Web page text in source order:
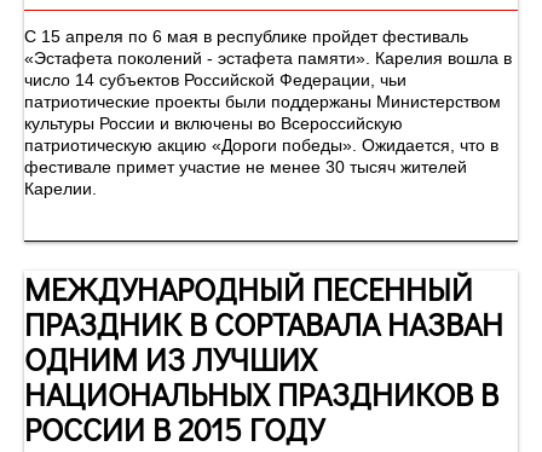
С 15 апреля по 6 мая в республике пройдет фестиваль
«Эстафета поколений - эстафета памяти». Карелия вошла в
число 14 субъектов Российской Федерации, чьи
патриотические проекты были поддержаны Министерством
культуры России и включены во Всероссийскую
патриотическую акцию «Дороги победы». Ожидается, что в
фестивале примет участие не менее 30 тысяч жителей
Карелии.
МЕЖДУНАРОДНЫЙ ПЕСЕННЫЙ
ПРАЗДНИК В СОРТАВАЛА НАЗВАН
ОДНИМ ИЗ ЛУЧШИХ
НАЦИОНАЛЬНЫХ ПРАЗДНИКОВ В
РОССИИ В 2015 ГОДУ